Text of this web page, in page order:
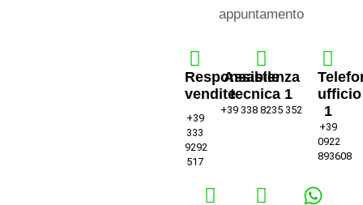
appuntamento
Responsabile
vendite
+39
333
9292
517
Assistenza
tecnica 1
+39 338 8235 352
ufficio
1
+39
0922
893608